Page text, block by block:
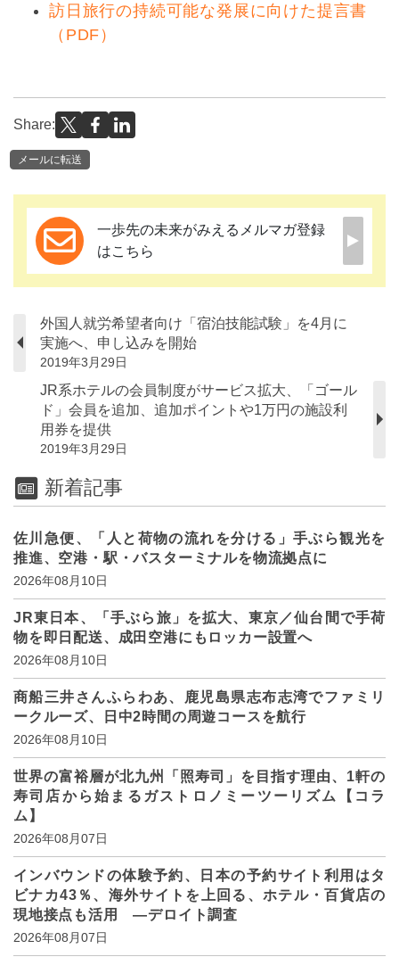
訪日旅行の持続可能な発展に向けた提言書
（PDF）
Share:
メールに転送
一歩先の未来がみえるメルマガ登録
はこちら
外国人就労希望者向け「宿泊技能試験」を4月に
実施へ、申し込みを開始
2019年3月29日
JR系ホテルの会員制度がサービス拡大、「ゴール
ド」会員を追加、追加ポイントや1万円の施設利
用券を提供
2019年3月29日
新着記事
佐川急便、「人と荷物の流れを分ける」手ぶら観光を
推進、空港・駅・バスターミナルを物流拠点に
2026年08月10日
JR東日本、「手ぶら旅」を拡大、東京／仙台間で手荷
物を即日配送、成田空港にもロッカー設置へ
2026年08月10日
商船三井さんふらわあ、鹿児島県志布志湾でファミリ
ークルーズ、日中2時間の周遊コースを航行
2026年08月10日
世界の富裕層が北九州「照寿司」を目指す理由、1軒の
寿司店から始まるガストロノミーツーリズム【コラ
ム】
2026年08月07日
インバウンドの体験予約、日本の予約サイト利用はタ
ビナカ43％、海外サイトを上回る、ホテル・百貨店の
現地接点も活用 ―デロイト調査
2026年08月07日